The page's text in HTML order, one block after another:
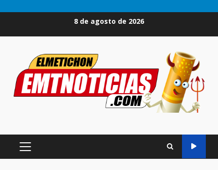
8 de agosto de 2026
MENÚ
PRINCIPAL